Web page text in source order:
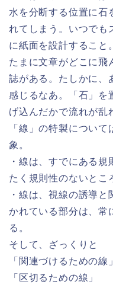
水を分断する位置に石
れてしまう。いつでも
に紙面を設計すること。
たまに文章がどこに飛
誌がある。たしかに、
感じるなあ。「石」を
げ込んだかで流れが乱
「線」の特製につい
象。
・線は、すでにある
たく規則性のないとこ
・線は、視線の誘導
かれている部分は、常
る。
そして、ざっくりと
「関連づけるための線」
「区切るための線」